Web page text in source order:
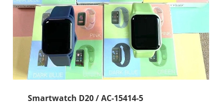
Smartwatch D20 / AC-15414-5